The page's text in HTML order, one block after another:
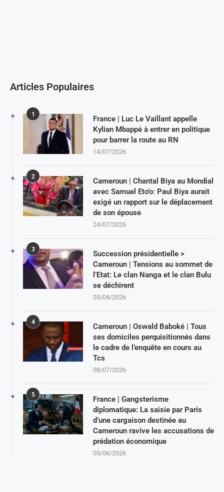
Articles Populaires
1
France | Luc Le Vaillant appelle
Kylian Mbappé à entrer en politique
pour barrer la route au RN
14/07/2026
2
Cameroun | Chantal Biya au Mondial
avec Samuel Eto’o: Paul Biya aurait
exigé un rapport sur le déplacement
de son épouse
24/07/2026
3
Succession présidentielle >
Cameroun | Tensions au sommet de
l’Etat: Le clan Nanga et le clan Bulu
se déchirent
05/04/2026
4
Cameroun | Oswald Baboké | Tous
ses domiciles perquisitionnés dans
le cadre de l’enquête en cours au
Tcs
08/07/2026
5
France | Gangsterisme
diplomatique: La saisie par Paris
d’une cargaison destinée au
Cameroun ravive les accusations de
prédation économique
05/06/2026